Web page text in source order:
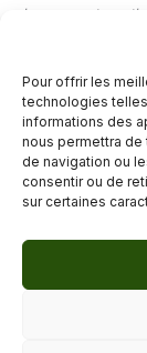
Pour offrir les
technologies
informations des
nous permettra
de navigation ou
consentir ou de
sur certaines
large-spectrum
ANSES.Le CBD
IFOP /
←Article